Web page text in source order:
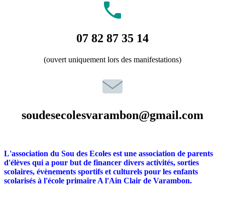
07 82 87 35 14
(ouvert uniquement lors des manifestations)
soudesecolesvarambon@gmail.com
L'association du Sou des Ecoles est une association de parents
d'élèves qui a pour but de financer divers activités, sorties
scolaires, évènements sportifs et culturels pour les enfants
scolarisés à l'école primaire A l'Ain Clair de Varambon.